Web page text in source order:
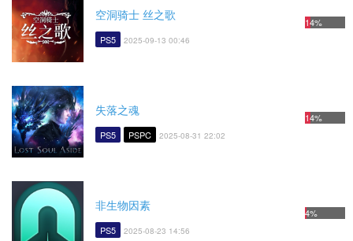
空洞骑士 丝之歌
PS5 2025-09-13 00:46
14%
失落之魂
PS5 PSPC 2025-08-31 22:02
14%
非生物因素
PS5 2025-08-23 14:56
4%